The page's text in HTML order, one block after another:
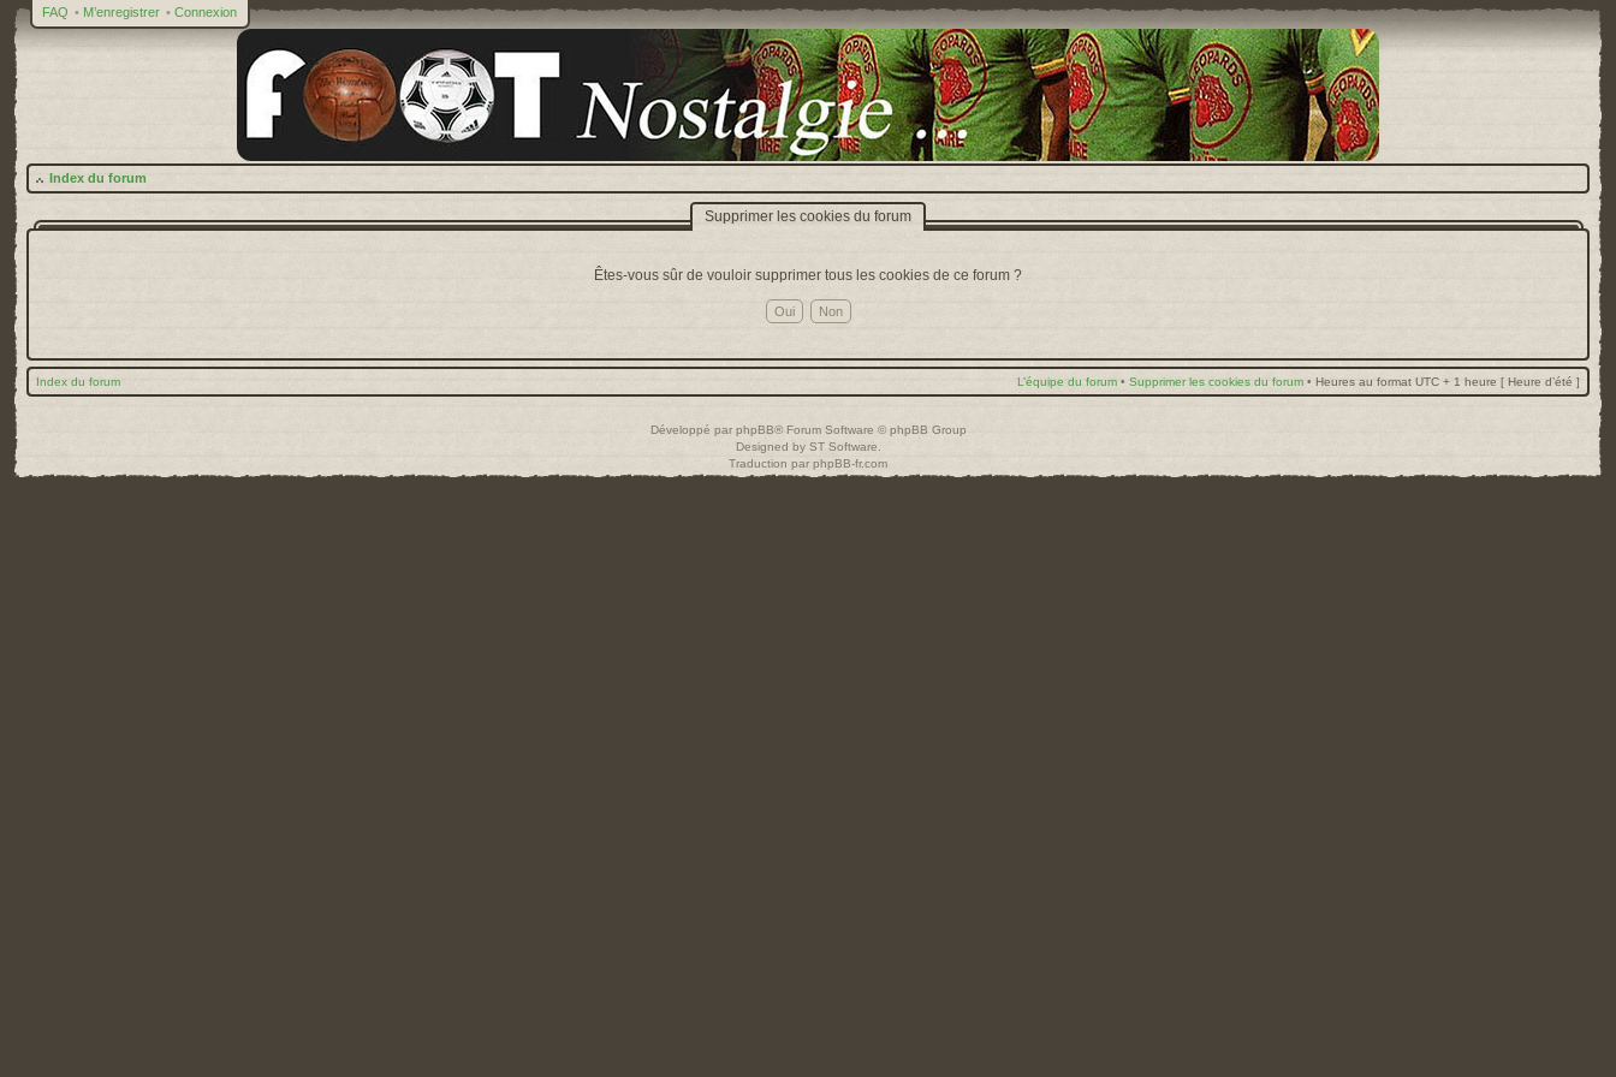
FAQ • M’enregistrer • Connexion
Index du forum
Supprimer les cookies du forum
Êtes-vous sûr de vouloir supprimer tous les cookies de ce forum ?
Index du forum L’équipe du forum • Supprimer les cookies du forum • Heures au format UTC + 1 heure [ Heure d’été ]
Développé par phpBB® Forum Software © phpBB Group
Designed by ST Software
Traduction par phpBB-fr.com